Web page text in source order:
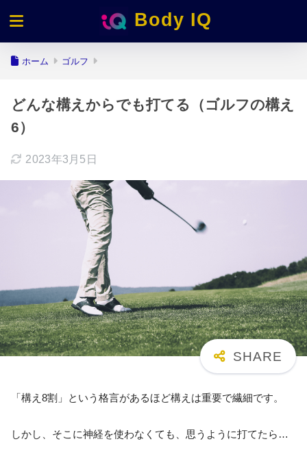
Body IQ
ホーム ゴルフ
どんな構えからでも打てる（ゴルフの構え
6）
2023年3月5日
「構え8割」という格言があるほど構えは重要で繊細です。
しかし、そこに神経を使わなくても、思うように打てたら…